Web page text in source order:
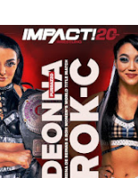
segmento
no Raw